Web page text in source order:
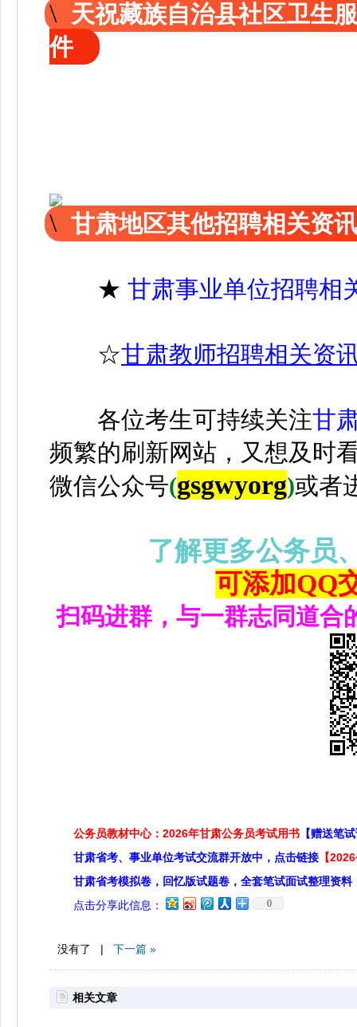
天祝藏族自治县社区卫生
件
甘肃地区其他招聘相关资
★ 甘肃事业单位招聘相
☆甘肃教师招聘相关资
各位考生可持续关注甘
频繁的刷新网站，又想及时
微信公众号(gsgwyorg)或者
了解更多公务员
可添加QQ
扫码进群，与一群志同道合
公务员教材中心：2026年甘肃公务员考试用书 【赠送笔
甘肃省考、事业单位考试交流群开放中，点击链接 【
甘肃省考模拟卷，回忆版试题卷，全套笔试面试整理资料
点击分享此信息：
0
没有了 | 下一篇 »
相关文章